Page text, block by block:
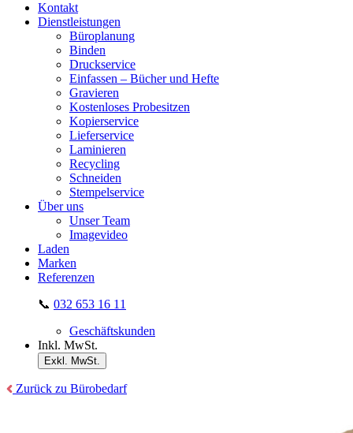
Kontakt
Dienstleistungen
Büroplanung
Binden
Druckservice
Einfassen – Bücher und Hefte
Gravieren
Kostenloses Probesitzen
Kopierservice
Lieferservice
Laminieren
Recycling
Schneiden
Stempelservice
Über uns
Unser Team
Imagevideo
Laden
Marken
Referenzen
📞 032 653 16 11
Geschäftskunden
Inkl. MwSt.
Exkl. MwSt.
Zurück zu Bürobedarf